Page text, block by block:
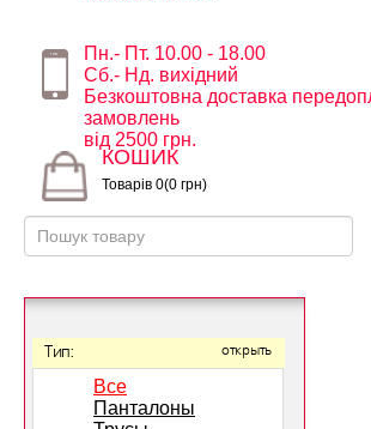
Пн.- Пт. 10.00 - 18.00
Сб.- Нд. вихідний
Безкоштовна доставка
замовлень
від 2500 грн.
КОШИК
Товарів 0(0 грн)
Тип: открыть
Все
Панталоны